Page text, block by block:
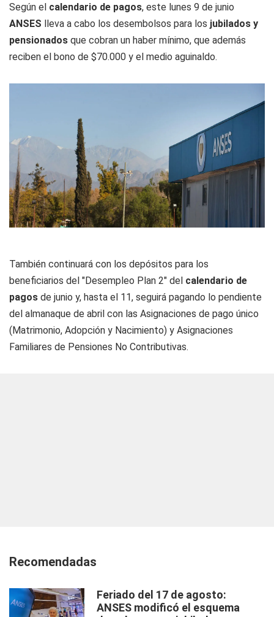
Según el calendario de pagos, este lunes 9 de junio
ANSES lleva a cabo los desembolsos para los jubilados y
pensionados que cobran un haber mínimo, que además
reciben el bono de $70.000 y el medio aguinaldo.
También continuará con los depósitos para los
beneficiarios del "Desempleo Plan 2" del calendario de
pagos de junio y, hasta el 11, seguirá pagando lo pendiente
del almanaque de abril con las Asignaciones de pago único
(Matrimonio, Adopción y Nacimiento) y Asignaciones
Familiares de Pensiones No Contributivas.
Recomendadas
Feriado del 17 de agosto:
ANSES modificó el esquema